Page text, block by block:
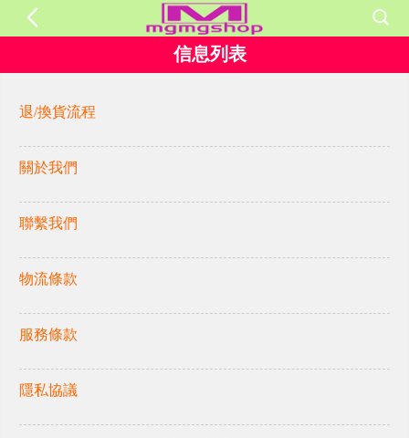
信息列表
退/換貨流程
關於我們
聯繫我們
物流條款
服務條款
隱私協議